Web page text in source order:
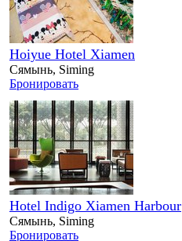
Hoiyue Hotel Xiamen
Сямынь, Siming
Бронировать
Hotel Indigo Xiamen Harbour
Сямынь, Siming
Бронировать